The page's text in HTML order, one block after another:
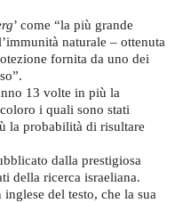
’ come “la più grande
naturale – ottenuta
fornita da uno dei
13 volte in più la
i quali sono stati
la probabilità di risultare
dalla prestigiosa
della ricerca israeliana.
del testo, che la sua